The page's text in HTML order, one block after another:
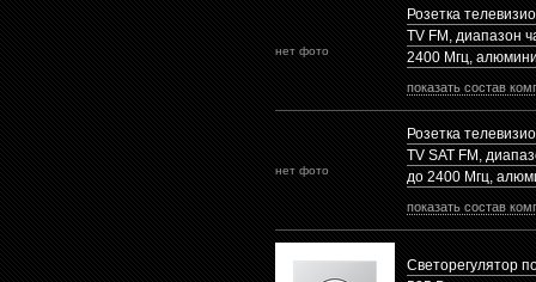
нет фото
Розетка
TV FM, диапазон
2400 Mгц,
показать состав
нет фото
Розетка
TV SAT FM,
до 2400 Mгц,
показать состав
Светорегулятор